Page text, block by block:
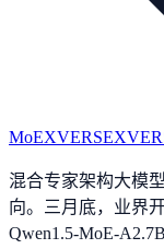
MoEXVERSE
混合专家架构大模
向。三月底，业界
Qwen1.5-MoE-